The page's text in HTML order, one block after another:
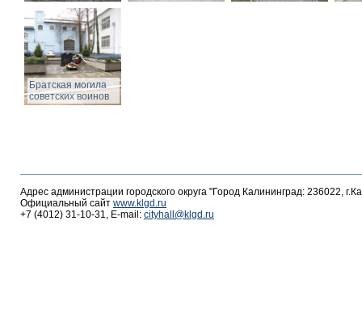
Братская могила
советских воинов
Адрес администрации городского округа "Город Калининград: 236022,
Официальный сайт www.klgd.ru
+7 (4012) 31-10-31, E-mail: cityhall@klgd.ru